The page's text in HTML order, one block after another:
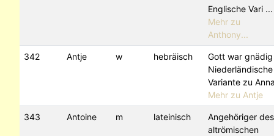
Englische Vari ...
Mehr zu
Anthony...
342 Antje w hebräisch
Gott war
Niederländische
Variante zu
Mehr zu Antje
343 Antoine m lateinisch
Angehöriger des
altrömischen